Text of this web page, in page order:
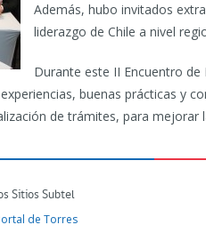
Además, hubo invitados
liderazgo de Chile a nivel
Durante este II Encuentro
buenas prácticas y
de trámites, para mejorar
Sitios Subtel
de Torres